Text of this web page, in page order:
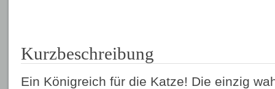
Kurzbeschreibung
Ein Königreich für die Katze! Die einzig